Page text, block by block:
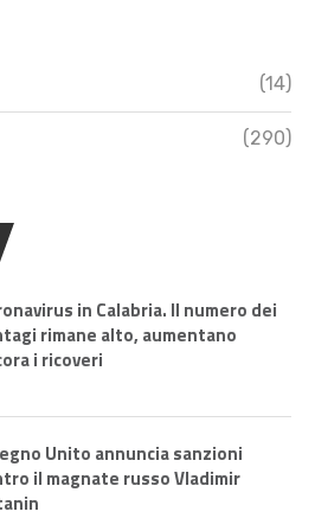
(14)
(290)
in Calabria. Il numero dei
rimane alto, aumentano
i ricoveri
Unito annuncia sanzioni
il magnate russo Vladimir